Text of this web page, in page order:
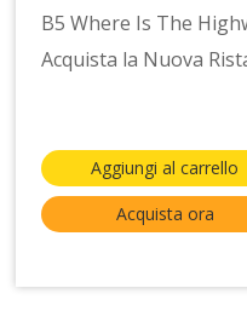
B5 Where Is The
Acquista la Nuova
Aggiungi al carrello
Acquista ora